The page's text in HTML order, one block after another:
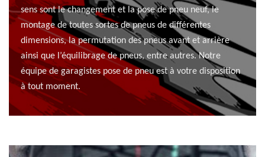
sens sont le changement et la pose de pneu neuf, le
montage de toutes sortes de pneus de différentes
dimensions, la permutation des pneus avant et arrière
ainsi que l’équilibrage de pneus, entre autres. Notre
équipe de garagistes pose de pneu est à votre disposition
à tout moment.